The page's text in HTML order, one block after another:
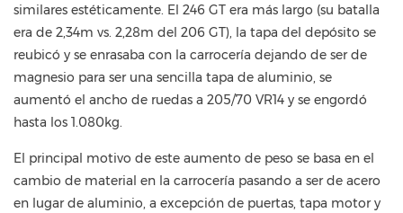
similares estéticamente. El 246 GT era más largo (su batalla
era de 2,34m vs. 2,28m del 206 GT), la tapa del depósito se
reubicó y se enrasaba con la carrocería dejando de ser de
magnesio para ser una sencilla tapa de aluminio, se
aumentó el ancho de ruedas a 205/70 VR14 y se engordó
hasta los 1.080kg.
El principal motivo de este aumento de peso se basa en el
cambio de material en la carrocería pasando a ser de acero
en lugar de aluminio, a excepción de puertas, tapa motor y